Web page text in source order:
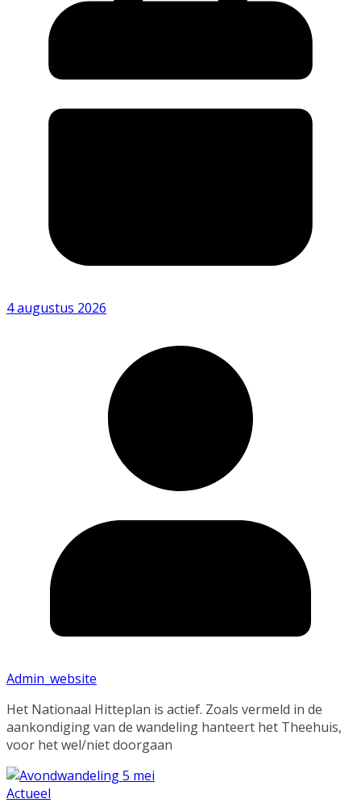
4 augustus 2026
Admin_website
Het Nationaal Hitteplan is actief. Zoals vermeld in de
aankondiging van de wandeling hanteert het Theehuis,
voor het wel/niet doorgaan
Actueel